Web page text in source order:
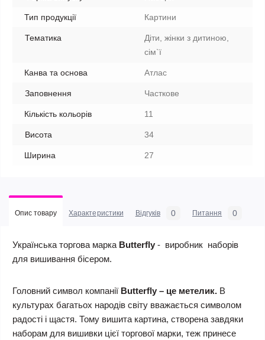
Тип продукції Картини
Тематика
Діти, жінки з дитиною,
сім`ї
Канва та основа Атлас
Заповнення Часткове
Кількість кольорів 11
Висота 34
Ширина 27
Опис товару Характеристики Відгуків 0 Питання 0
Українська торгова марка Butterfly - виробник наборів
для вишивання бісером.
Головний символ компанії Butterfly – це метелик. В
культурах багатьох народів світу вважається символом
радості і щастя. Тому вишита картина, створена завдяки
наборам для вишивки цієї торгової марки, теж принесе